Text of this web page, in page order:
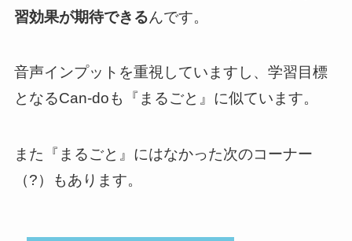
習効果が期待できるんです。
音声インプットを重視していますし、学習目標
となるCan-doも『まるごと』に似ています。
また『まるごと』にはなかった次のコーナー
（?）もあります。